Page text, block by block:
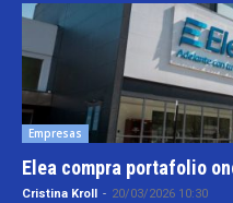
Empresas
Elea compra portafolio
Cristina Kroll - 20/03/2026 10:30